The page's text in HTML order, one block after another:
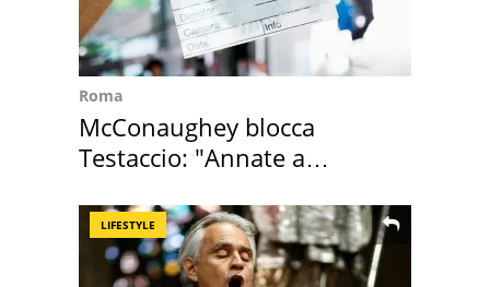
Roma
McConaughey blocca
Testaccio: "Annate a
LIFESTYLE